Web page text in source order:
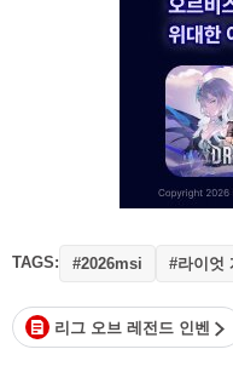
TAGS: #2026msi #라이엇
리그 오브 레전드 인벤